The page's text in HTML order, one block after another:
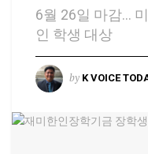
6월 26일 마감…
인 학생 대상
by K VOICE